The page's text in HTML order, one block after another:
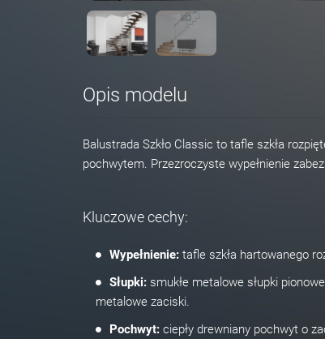
Opis modelu
Balustrada Szkło Classic to tafle szkła
pochwytem. Przezroczyste wypełnienie
Kluczowe cechy:
Wypełnienie: tafle szkła hartowanego
Słupki: smukłe metalowe słupki
metalowe zaciski.
Pochwyt: ciepły drewniany pochwyt o